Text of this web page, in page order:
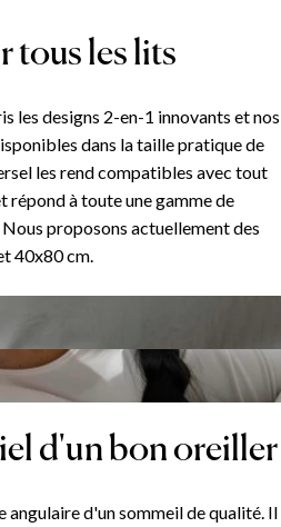
tous les lits
les designs 2-en-1 innovants et nos
dans la taille pratique de
les rend compatibles avec tout
répond à toute une gamme de
proposons actuellement des
40x80 cm.
d'un bon oreiller
angulaire d'un sommeil de qualité. Il